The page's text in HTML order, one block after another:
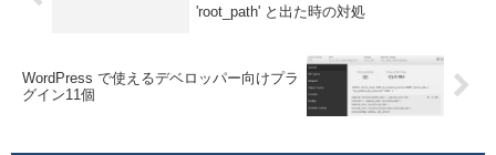
'root_path' と出た時の対処
WordPress で使えるデベロッパー向けプラ
グイン11個